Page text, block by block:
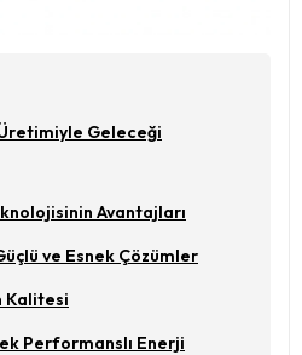
Geleceği
Avantajları
ve Esnek Çözümler
Kalitesi
Performanslı Enerji